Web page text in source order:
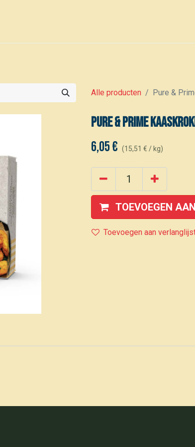
Alle producten Pure &
Pure & Prime
6,05€ (15,51 € / kg)
TOEVOEGEN
Toevoegen aan